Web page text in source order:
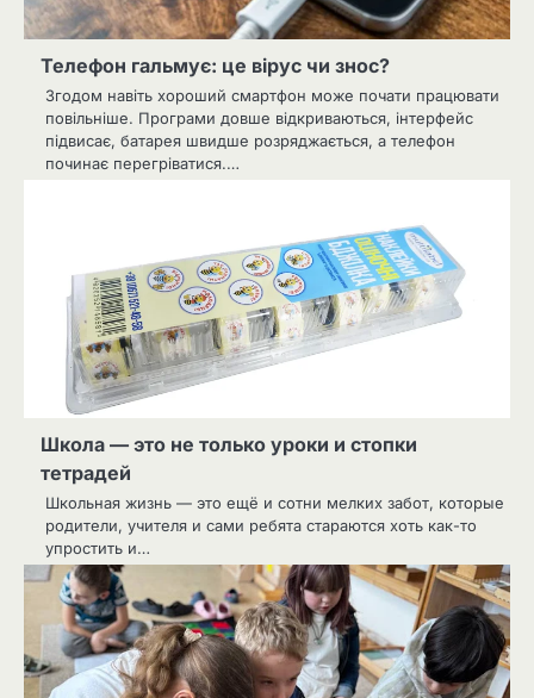
Телефон гальмує: це вірус чи знос?
Згодом навіть хороший смартфон може почати працювати
повільніше. Програми довше відкриваються, інтерфейс
підвисає, батарея швидше розряджається, а телефон
починає перегріватися.…
Школа — это не только уроки и стопки
тетрадей
Школьная жизнь — это ещё и сотни мелких забот, которые
родители, учителя и сами ребята стараются хоть как-то
упростить и…